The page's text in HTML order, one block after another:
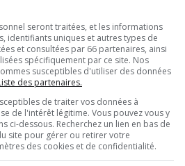
fermé pendant quelques jours.
pendant cette période,
sur le boulevard Saint-Bruno.
seront traitées, et les informations
identifiants uniques et autres types de
et consultées par 66 partenaires, ainsi
spécifiquement par ce site. Nos
susceptibles d'utiliser des données
des partenaires.
de traiter vos données à
de l'intérêt légitime. Vous pouvez vous y
ci-dessous. Recherchez un lien en bas de
site pour gérer ou retirer votre
des cookies et de confidentialité.